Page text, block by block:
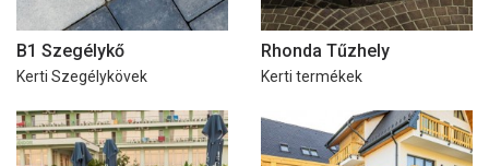
B1 Szegélykő
Kerti Szegélykövek
Rhonda Tűzhely
Kerti termékek